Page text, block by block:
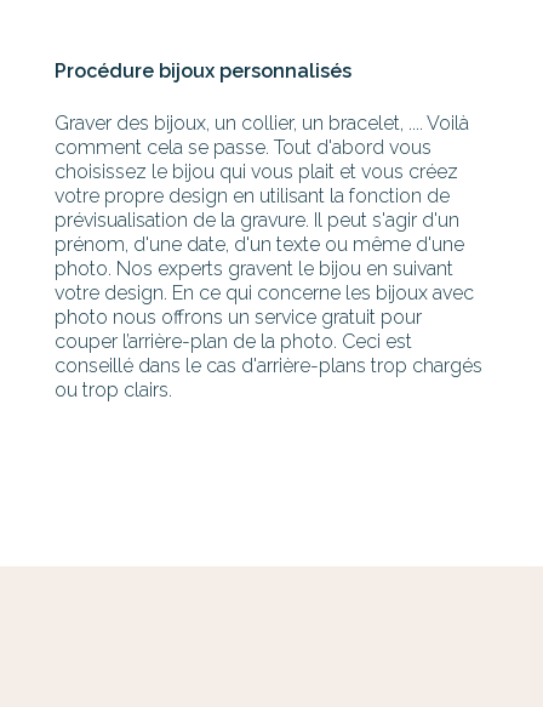
Procédure bijoux personnalisés
Graver des bijoux, un collier, un bracelet, .... Voilà
comment cela se passe. Tout d'abord vous
choisissez le bijou qui vous plait et vous créez
votre propre design en utilisant la fonction de
prévisualisation de la gravure. Il peut s'agir d'un
prénom, d'une date, d'un texte ou même d'une
photo. Nos experts gravent le bijou en suivant
votre design. En ce qui concerne les bijoux avec
photo nous offrons un service gratuit pour
couper l’arrière-plan de la photo. Ceci est
conseillé dans le cas d'arrière-plans trop chargés
ou trop clairs.